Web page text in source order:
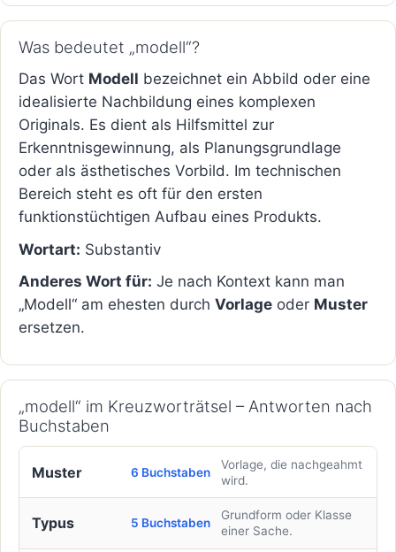
Was bedeutet „modell“?
Das Wort Modell bezeichnet ein Abbild oder eine
idealisierte Nachbildung eines komplexen
Originals. Es dient als Hilfsmittel zur
Erkenntnisgewinnung, als Planungsgrundlage
oder als ästhetisches Vorbild. Im technischen
Bereich steht es oft für den ersten
funktionstüchtigen Aufbau eines Produkts.
Wortart: Substantiv
Anderes Wort für: Je nach Kontext kann man
„Modell“ am ehesten durch Vorlage oder Muster
ersetzen.
„modell“ im Kreuzworträtsel – Antworten nach
Buchstaben
Muster 6 Buchstaben
Vorlage, die nachgeahmt
wird.
Typus 5 Buchstaben
Grundform oder Klasse
einer Sache.